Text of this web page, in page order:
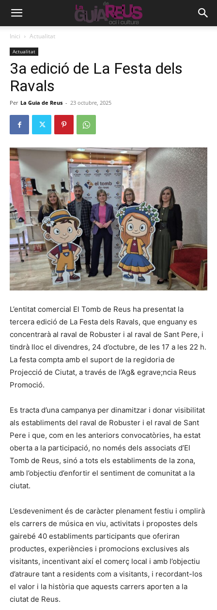
Inici Actualitat
Actualitat
3a edició de La Festa dels
Ravals
Per La Guia de Reus - 23 octubre, 2025
L’entitat comercial El Tomb de Reus ha presentat la
tercera edició de La Festa dels Ravals, que enguany es
concentrarà al raval de Robuster i al raval de Sant Pere, i
tindrà lloc el divendres, 24 d’octubre, de les 17 a les 22 h.
La festa compta amb el suport de la regidoria de
Projecció de Ciutat, a través de l’Ag& egrave;ncia Reus
Promoció.
Es tracta d’una campanya per dinamitzar i donar visibilitat
als establiments del raval de Robuster i el raval de Sant
Pere i que, com en les anteriors convocatòries, ha estat
oberta a la participació, no només dels associats d’El
Tomb de Reus, sinó a tots els establiments de la zona,
amb l’objectiu d’enfortir el sentiment de comunitat a la
ciutat.
L’esdeveniment és de caràcter plenament festiu i omplirà
els carrers de música en viu, activitats i propostes dels
gairebé 40 establiments participants que oferiran
productes, experiències i promocions exclusives als
visitants, incentivant així el comerç local i amb l’objectiu
d’atraure tant a residents com a visitants, i recordant-los
el valor i la història que aquests carrers aporten a la
ciutat de Reus.